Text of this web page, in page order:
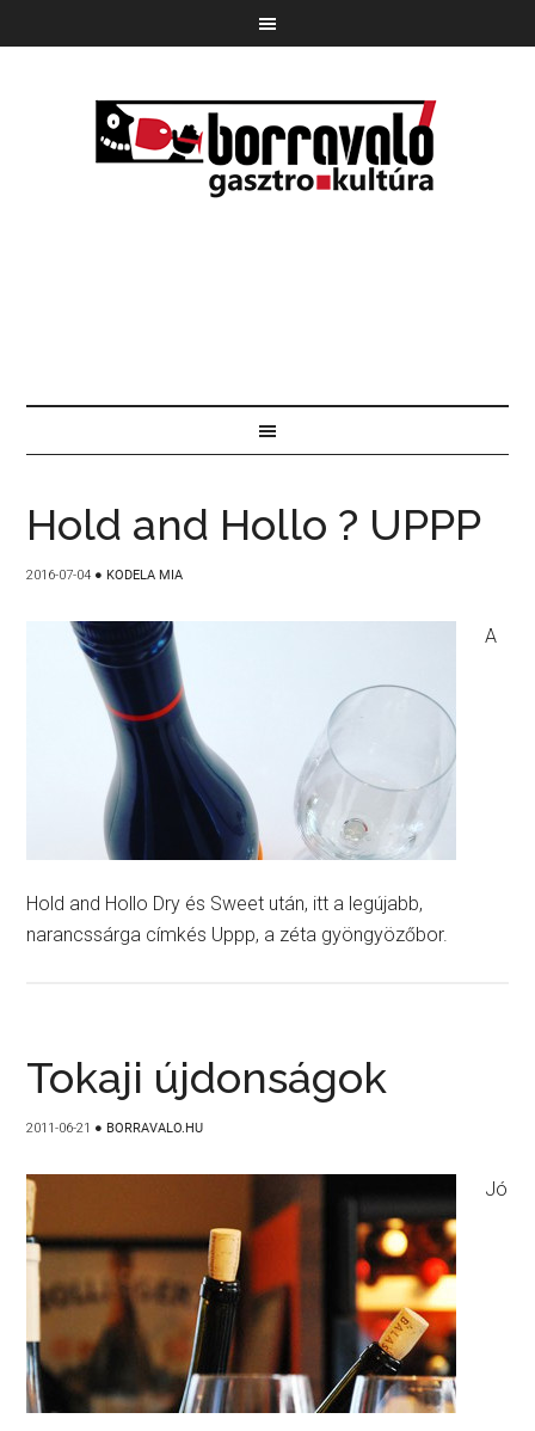
Hold and Hollo ? UPPP
2016-07-04 ● KODELA MIA
A
Hold and Hollo Dry és Sweet után, itt a legújabb,
narancssárga címkés Uppp, a zéta gyöngyözőbor.
Tokaji újdonságok
2011-06-21 ● BORRAVALO.HU
Jó